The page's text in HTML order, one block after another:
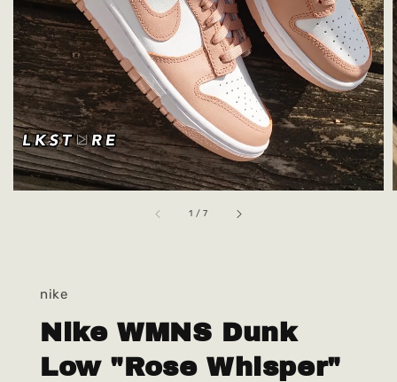
1 /7
nike
Nike WMNS Dunk
Low "Rose Whisper"